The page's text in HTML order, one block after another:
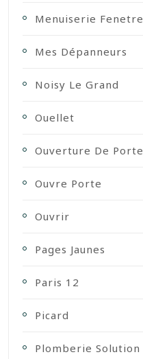
Menuiserie Fenetre
Mes Dépanneurs
Noisy Le Grand
Ouellet
Ouverture De Porte
Ouvre Porte
Ouvrir
Pages Jaunes
Paris 12
Picard
Plomberie Solution